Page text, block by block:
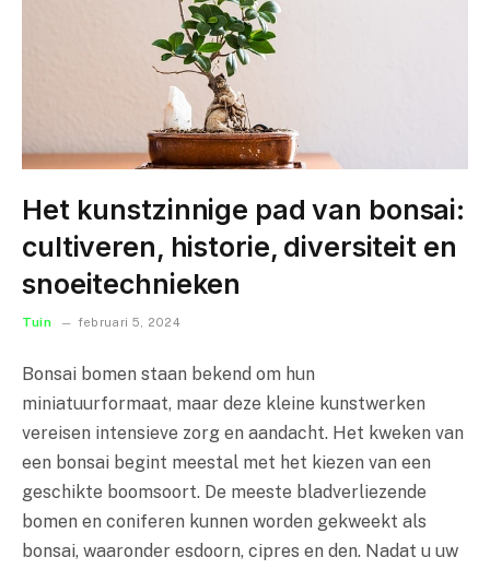
Het kunstzinnige pad van bonsai:
cultiveren, historie, diversiteit en
snoeitechnieken
Tuin februari 5, 2024
Bonsai bomen staan bekend om hun
miniatuurformaat, maar deze kleine kunstwerken
vereisen intensieve zorg en aandacht. Het kweken van
een bonsai begint meestal met het kiezen van een
geschikte boomsoort. De meeste bladverliezende
bomen en coniferen kunnen worden gekweekt als
bonsai, waaronder esdoorn, cipres en den. Nadat u uw